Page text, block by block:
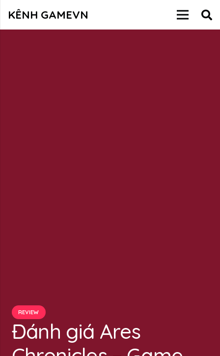
KÊNH GAMEVN
REVIEW
Đánh giá Ares